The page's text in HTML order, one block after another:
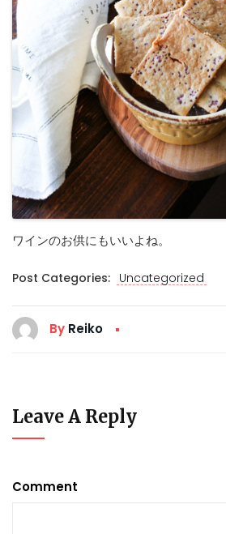
ワインのお供にもいいよね。
Post Categories: Uncategorized
By Reiko
Leave A Reply
Comment